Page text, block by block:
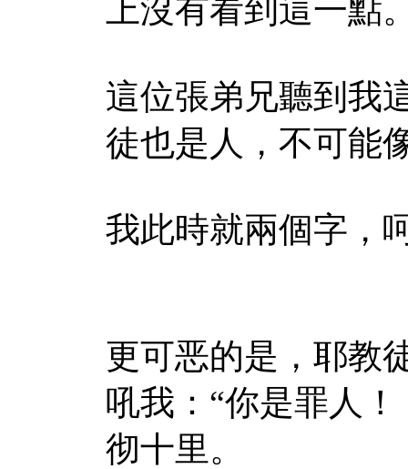
上沒有看到這一點
這位張弟兄聽到我
徒也是人，不可能
我此時就兩個字，
更可恶的是，耶教
吼我：“你是罪人
彻十里。